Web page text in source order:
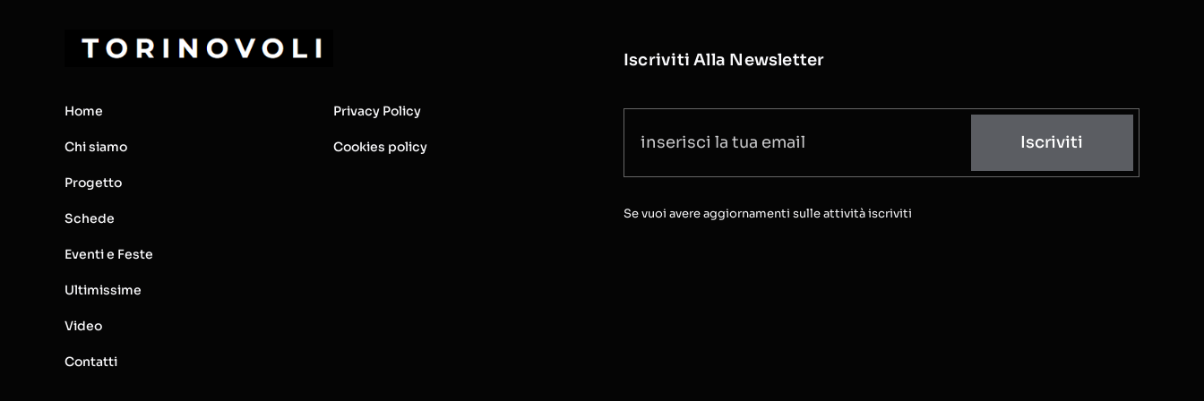
Home
Chi siamo
Progetto
Schede
Eventi e Feste
Ultimissime
Video
Contatti
Privacy Policy
Cookies policy
Iscriviti Alla Newsletter
Iscriviti
Se vuoi avere aggiornamenti sulle attività iscriviti